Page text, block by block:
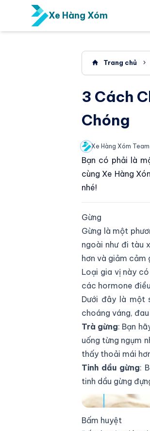
Xe Hàng Xóm
Trang chủ
3 Cách
Chóng
Xe Hàng Xóm Team
Bạn có phải là
cùng Xe Hàng
nhé!
Gừng
Gừng là một
ngoài như đi tàu
hơn và giảm cảm
Loại gia vị này
các hormone
Dưới đây là một
choáng váng,
Trà gừng: Bạn
uống từng ngụm
thấy thoải mái
Tinh dầu gừng:
tinh dầu gừng
Chống say xe
Bấm huyệt